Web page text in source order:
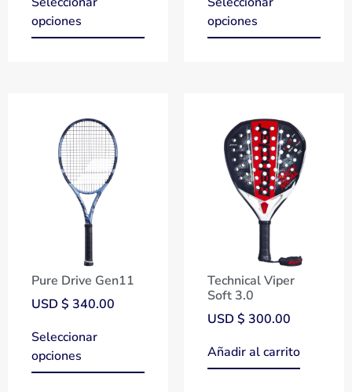
opciones
opciones
Pure Drive Gen11
USD $ 340.00
Seleccionar
opciones
Technical Viper
Soft 3.0
USD $ 300.00
Añadir al carrito